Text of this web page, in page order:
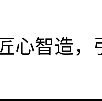
心智造，